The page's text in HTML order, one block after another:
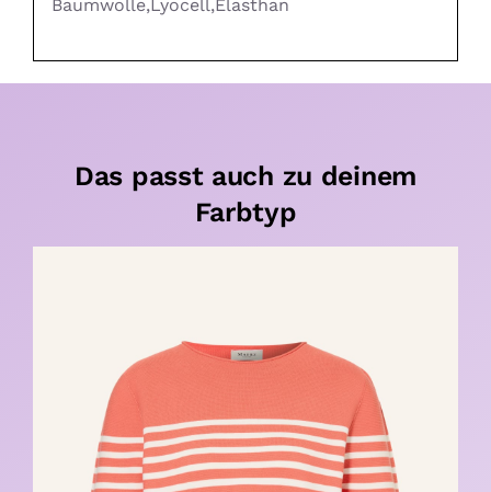
Baumwolle,Lyocell,Elasthan
Das passt auch zu deinem
Farbtyp